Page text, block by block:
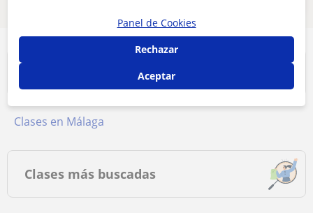
Principales localidades
Clases en Málaga
Clases más buscadas
Panel de Cookies
Rechazar
Aceptar